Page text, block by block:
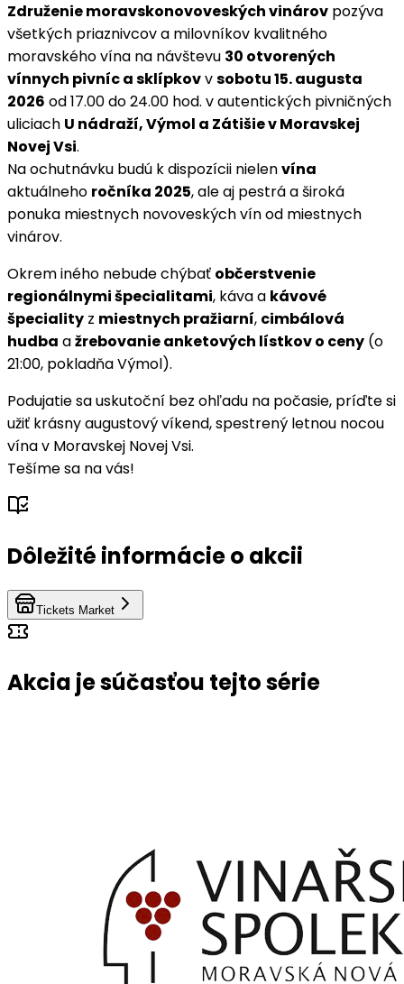
Združenie moravskonovoveských vinárov pozýva
všetkých priaznivcov a milovníkov kvalitného
moravského vína na návštevu 30 otvorených
vínnych pivníc a sklípkovvsobotu 15. augusta
2026 od 17.00 do 24.00 hod. v autentických pivničných
uliciach U nádraží, Výmol a Zátišie v Moravskej
Novej Vsi.
Na ochutnávku budú k dispozícii nielenvína
aktuálneho ročníka 2025, ale aj pestrá a široká
ponuka miestnych novoveských vín od miestnych
vinárov.
Okrem iného nebude chýbať občerstvenie
regionálnymi špecialitami, káva a kávové
špeciality z miestnych pražiarní, cimbálová
hudba ažrebovanie anketových lístkov o ceny (o
21:00, pokladňa Výmol).
Podujatie sa uskutoční bez ohľadu na počasie, príďte si
užiť krásny augustový víkend, spestrený letnou nocou
vína v Moravskej Novej Vsi.
Tešíme sa na vás!
Dôležité informácie o akcii
Tickets Market
Akcia je súčasťou tejto série